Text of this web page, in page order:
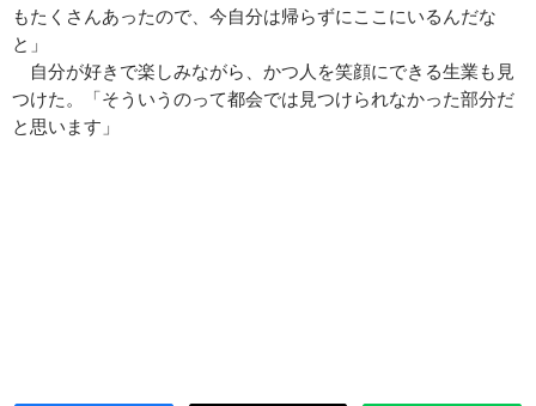
もたくさんあったので、今自分は帰らずにここにいるんだな
と」
自分が好きで楽しみながら、かつ人を笑顔にできる生業も見
つけた。「そういうのって都会では見つけられなかった部分だ
と思います」